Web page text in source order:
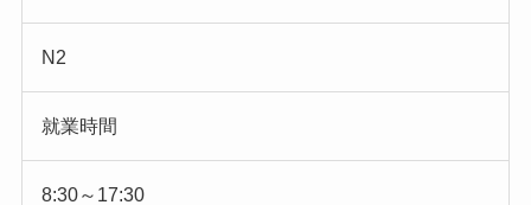
N2
就業時間
8:30～17:30